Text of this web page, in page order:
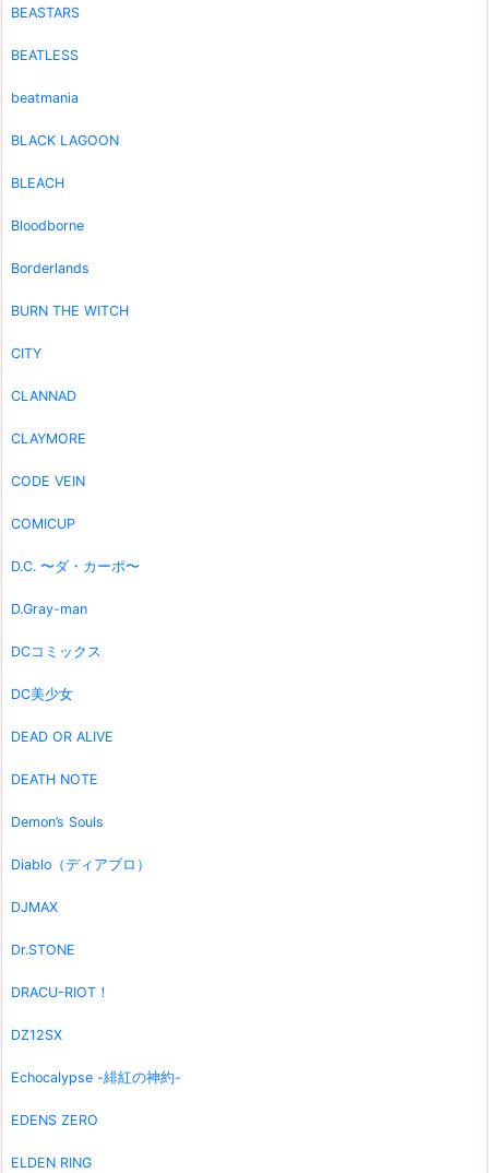
BEASTARS
BEATLESS
beatmania
BLACK LAGOON
BLEACH
Bloodborne
Borderlands
BURN THE WITCH
CITY
CLANNAD
CLAYMORE
CODE VEIN
COMICUP
D.C. 〜ダ・カーポ〜
D.Gray-man
DCコミックス
DC美少女
DEAD OR ALIVE
DEATH NOTE
Demon’s Souls
Diablo（ディアブロ）
DJMAX
Dr.STONE
DRACU-RIOT！
DZ12SX
Echocalypse -緋紅の神約-
EDENS ZERO
ELDEN RING